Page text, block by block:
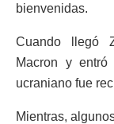
bienvenidas.
Cuando llegó
Macron y
ucraniano fue
Mientras,